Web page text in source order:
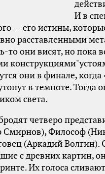
И в
— его истины,
расставленными
то они висят, но пока
они в финале, когда
в темноте. Тогда
света.
четверо
Смирнов), Философ
(Аркадий Волгин).
с древних картин,
Их голоса